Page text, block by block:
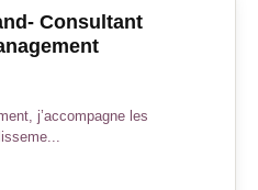
Consultant
j’accompagne les